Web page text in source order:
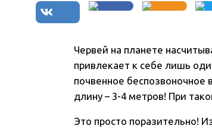
Червей на планете
привлекает к себе лишь
почвенное беспозвоночное
длину – 3-4 метров! При
Это просто поразительно!